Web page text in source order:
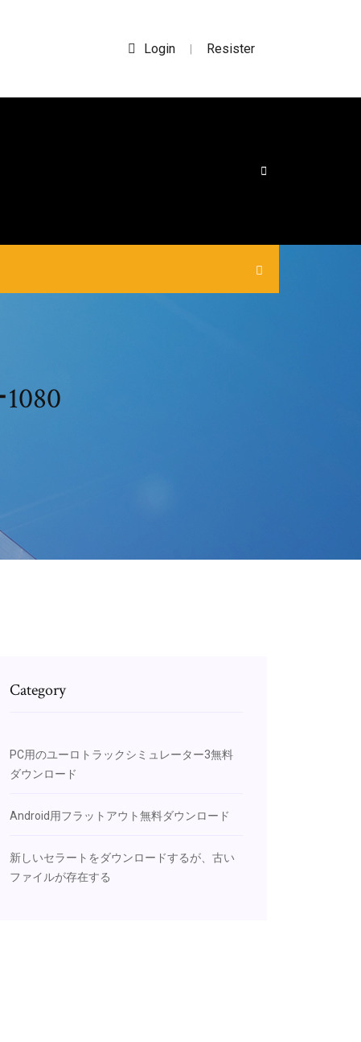
Login | Resister
Category
PC用のユーロトラックシミュレーター3無料
ダウンロード
Android用フラットアウト無料ダウンロード
新しいセラートをダウンロードするが、古い
ファイルが存在する